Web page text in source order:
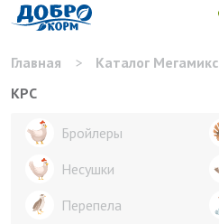
Главная >
Каталог Мегамикс
КРС
Бройлеры
Несушки
Перепела